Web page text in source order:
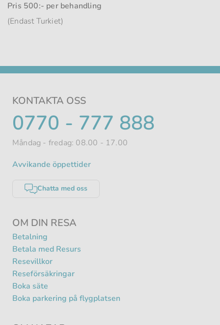
Pris 500:- per behandling
(Endast Turkiet)
OM DIN RESA
Betalning
Betala med Resurs
Resevillkor
Reseförsäkringar
Boka säte
Boka parkering på flygplatsen
KONTAKTA OSS
TELEFONNUMMER
0770 - 777 888
Måndag - fredag: 08.00 - 17.00
Avvikande öppettider
Chatta med oss